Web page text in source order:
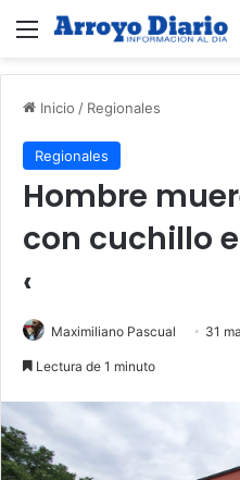
Menú
Inicio / Regionales
Regionales
Hombre
con cuchillo
‹
Maximiliano Pascual 31
Lectura de 1 minuto